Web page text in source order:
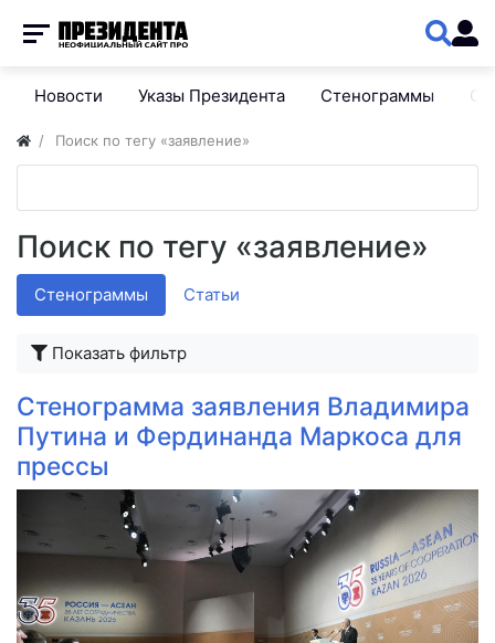
Новости Указы Президента Стенограммы
Поиск по тегу «заявление»
Поиск по тегу «заявление»
Стенограммы Статьи
Показать фильтр
Стенограмма заявления Владимира
Путина и Фердинанда Маркоса для
прессы